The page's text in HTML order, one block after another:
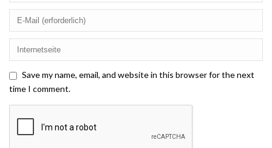
Save my name, email, and website in this browser for the next
time I comment.